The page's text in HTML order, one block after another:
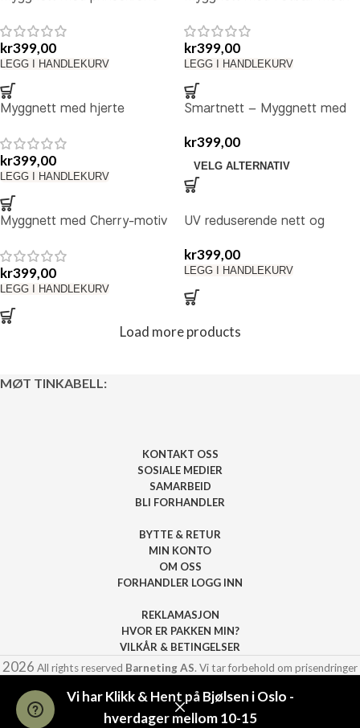
Vi har Klikk & Hent på Bjølsen i Oslo -
hverdager mellom 10-15
kr399,00
LEGG I HANDLEKURV
kr399,00
LEGG I HANDLEKURV
Myggnett med hjerte
kr399,00
LEGG I HANDLEKURV
Smartnett – Myggnett med
kr399,00
VELG ALTERNATIV
Myggnett med Cherry-motiv
kr399,00
LEGG I HANDLEKURV
UV reduserende nett og
kr399,00
LEGG I HANDLEKURV
Load more products
MØT TINKABELL:
KONTAKT OSS
SOSIALE MEDIER
SAMARBEID
BLI FORHANDLER
BYTTE & RETUR
MIN KONTO
OM OSS
FORHANDLER LOGG INN
REKLAMASJON
HVOR ER PAKKEN MIN?
VILKÅR & BETINGELSER
2026 All rights reserved Barneting AS. Vi tar forbehold om prisendringer
eller andre feil på siden.